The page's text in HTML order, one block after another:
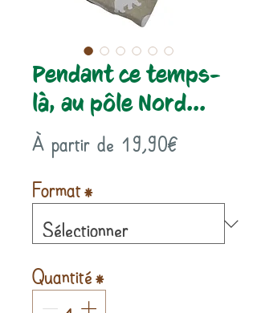
Pendant ce temps-
là, au pôle Nord...
À partir de 19,90€Prix
Format
Quantité